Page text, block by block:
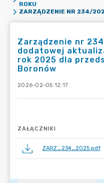
ROKU
Zarządzenie nr
dodatowej
rok 2025 dla
Boronów
2026-02-05 12:17
ZAŁĄCZNIKI
ZARZ_234_2025.pdf